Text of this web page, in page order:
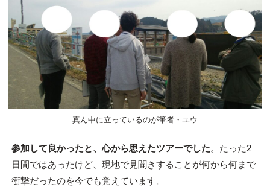
真ん中に立っているのが筆者・ユウ
参加して良かったと、心から思えたツアーでした。たった2
日間ではあったけど、現地で見聞きすることが何から何まで
衝撃だったのを今でも覚えています。